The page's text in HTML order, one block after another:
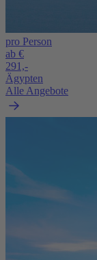
pro Person
ab €
291,-
Ägypten
Alle Angebote